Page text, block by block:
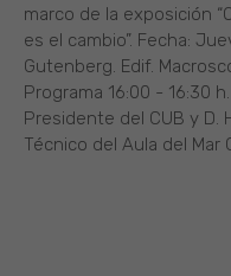
marco de la exposición
es el cambio”. Fecha:
Gutenberg. Edif.
Programa 16:00 - 16:30
Presidente del CUB y D.
Técnico del Aula del Mar